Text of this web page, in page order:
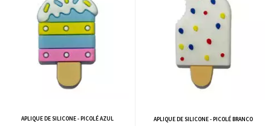
APLIQUE DE SILICONE - PICOLÉ AZUL APLIQUE DE SILICONE - PICOLÉ BRANCO